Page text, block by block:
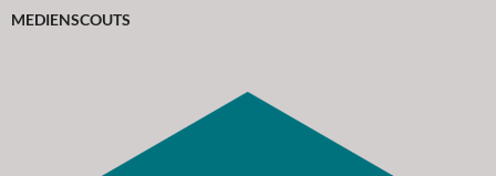
MEDIENSCOUTS